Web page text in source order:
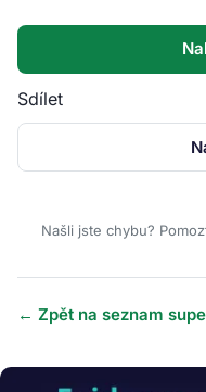
Sdílet
Našli jste chybu?
← Zpět na seznam
Obrázek